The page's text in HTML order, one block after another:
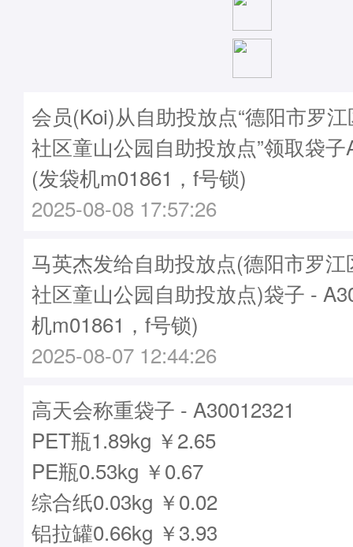
会员(Koi)从自助投放点“德阳市罗
社区童山公园自助投放点”领取袋子
(发袋机m01861，f号锁)
2025-08-08 17:57:26
马英杰发给自助投放点(德阳市罗
社区童山公园自助投放点)袋子 -
机m01861，f号锁)
2025-08-07 12:44:26
高天会称重袋子 - A30012321
PET瓶1.89kg ￥2.65
PE瓶0.53kg ￥0.67
综合纸0.03kg ￥0.02
铝拉罐0.66kg ￥3.93